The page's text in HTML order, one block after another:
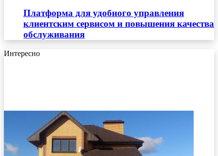
Платформа для удобного управления
клиентским сервисом и повышения качества
обслуживания
Интересно